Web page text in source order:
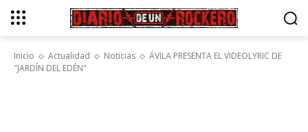
Inicio Actualidad Noticias
ÁVILA PRESENTA EL VIDEOLYRIC DE
"JARDÍN DEL EDÉN"